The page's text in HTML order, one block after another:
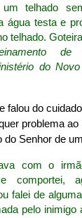
telhado
água testa e
telhado.
de
do Novo
falou do
problema
do Senhor de
com o
comportei,
falei de
pelo inimigo